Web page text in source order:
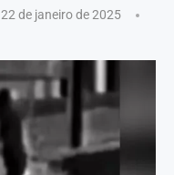
22 de janeiro de 2025